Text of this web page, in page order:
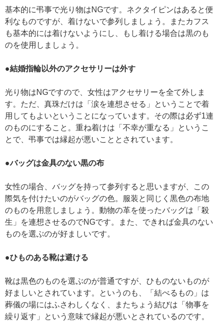
基本的に弔事で光り物はNGです。ネクタイピンはあると便
利なものですが、着けないで参列しましょう。またカフス
も基本的には着けないようにし、もし着ける場合は黒のも
のを使用しましょう。
●結婚指輪以外のアクセサリーは外す
光り物はNGですので、女性はアクセサリーを全て外しま
す。ただ、真珠だけは「涙を連想させる」ということで着
用してもよいということになっています。その際は必ず1連
のものにすること。重ね着けは「不幸が重なる」というこ
とで、弔事では縁起が悪いこととされています。
●バッグは金具のない黒の布
女性の場合、バッグを持って参列すると思いますが、この
際気を付けたいのがバッグの色。服装と同じく黒色の布地
のものを用意しましょう。動物の革を使ったバッグは「殺
生」を連想させるのでNGです。また、できれば金具のない
ものを選ぶのが好ましいです。
●ひものある靴は避ける
靴は黒色のものを選ぶのが普通ですが、ひものないものが
好ましいとされています。というのも、「結べるもの」は
葬儀の場にはふさわしくなく、またちょう結びは「物事を
繰り返す」という意味で縁起が悪いとされているのです。